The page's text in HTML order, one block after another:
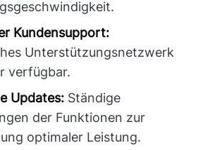
Kundensupport:
Unterstützungsnetzwerk
verfügbar.
Updates: Ständige
der Funktionen zur
optimaler Leistung.